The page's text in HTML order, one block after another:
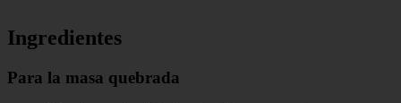
Ingredientes
Para la masa quebrada